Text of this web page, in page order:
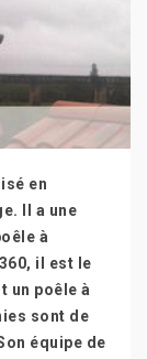
en
Il a une
à
il est le
un poêle à
sont de
équipe de